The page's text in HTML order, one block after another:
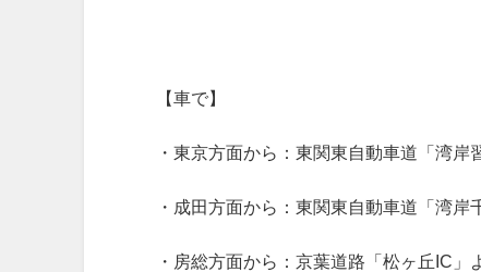
【車で】
・東京方面から：東関東自動車道「湾
・成田方面から：東関東自動車道「湾岸
・房総方面から：京葉道路「松ヶ丘IC